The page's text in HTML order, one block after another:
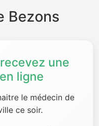
Bezons
une
ligne
le médecin de
ce soir.